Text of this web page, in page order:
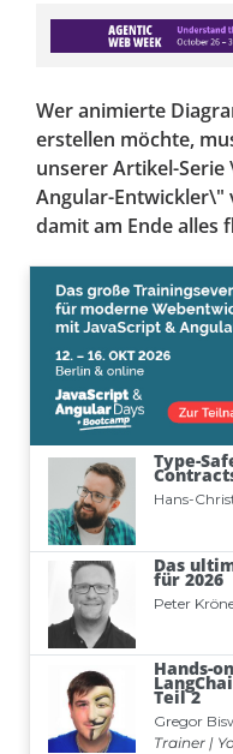
Wer animierte
erstellen möchte,
unserer Artikel-
Angular-
damit am Ende alles